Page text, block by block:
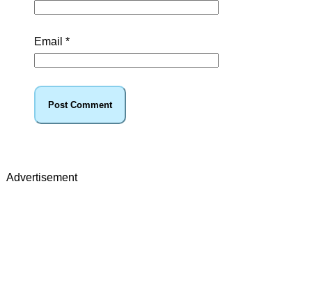
Email *
Advertisement